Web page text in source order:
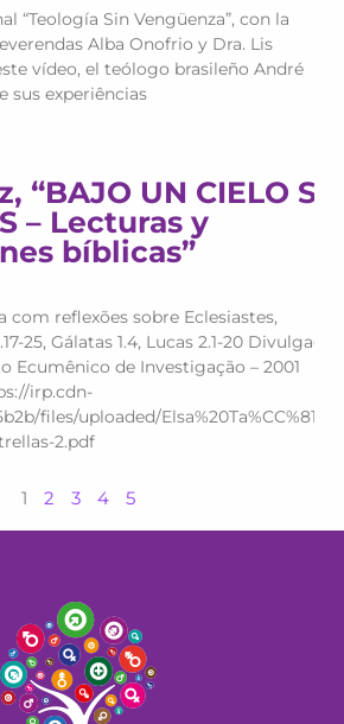
“Teología Sin Vengüenza”, con la
Alba Onofrio y Dra. Lis
vídeo, el teólogo brasileño André
sus experiências
“BAJO UN CIELO
– Lecturas y
bíblicas”
com reflexões sobre Eclesiastes,
25, Gálatas 1.4, Lucas 2.1-20
Ecumênico de Investigação – 2001
irp.cdn-
files/uploaded/
2.pdf
1 2 3 4 5